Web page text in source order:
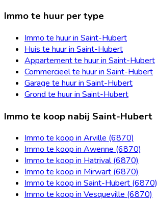
Immo te huur per type
Immo te huur in Saint-Hubert
Huis te huur in Saint-Hubert
Appartement te huur in Saint-Hubert
Commercieel te huur in Saint-Hubert
Garage te huur in Saint-Hubert
Grond te huur in Saint-Hubert
Immo te koop nabij Saint-Hubert
Immo te koop in Arville (6870)
Immo te koop in Awenne (6870)
Immo te koop in Hatrival (6870)
Immo te koop in Mirwart (6870)
Immo te koop in Saint-Hubert (6870)
Immo te koop in Vesqueville (6870)